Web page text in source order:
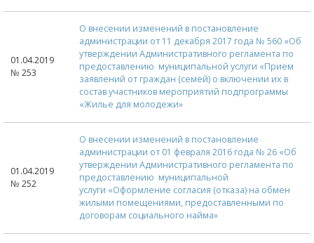
01.04.2019
№ 253
О внесении изменений в постановление
администрации от 11 декабря 2017 года № 560 «Об
утверждении Административного регламента по
предоставлению муниципальной услуги «Прием
заявлений от граждан (семей) о включении их в
состав участников мероприятий подпрограммы
«Жилье для молодежи»
01.04.2019
№ 252
О внесении изменений в постановление
администрации от 01 февраля 2016 года № 26 «Об
утверждении Административного регламента по
предоставлению муниципальной
услуги «Оформление согласия (отказа) на обмен
жилыми помещениями, предоставленными по
договорам социального найма»